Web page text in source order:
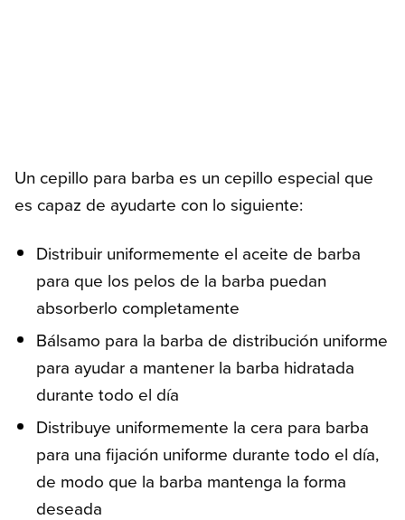
Un cepillo para barba es un cepillo especial que
es capaz de ayudarte con lo siguiente:
Distribuir uniformemente el aceite de barba
para que los pelos de la barba puedan
absorberlo completamente
Bálsamo para la barba de distribución uniforme
para ayudar a mantener la barba hidratada
durante todo el día
Distribuye uniformemente la cera para barba
para una fijación uniforme durante todo el día,
de modo que la barba mantenga la forma
deseada